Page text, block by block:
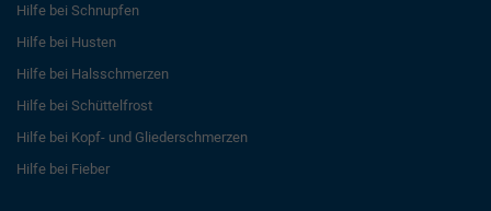
Hilfe bei Schnupfen
Hilfe bei Husten
Hilfe bei Halsschmerzen
Hilfe bei Schüttelfrost
Hilfe bei Kopf- und Gliederschmerzen
Hilfe bei Fieber